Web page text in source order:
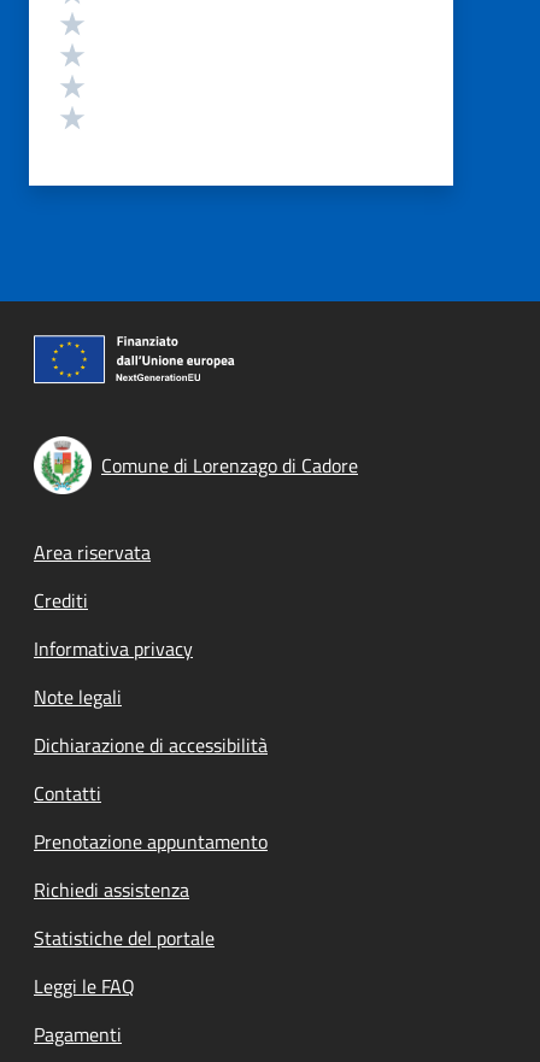
Comune di Lorenzago di Cadore
Footer menu
Area riservata
Crediti
Informativa privacy
Note legali
Dichiarazione di accessibilità
Contatti
Prenotazione appuntamento
Richiedi assistenza
Statistiche del portale
Leggi le FAQ
Pagamenti